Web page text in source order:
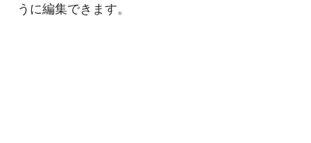
うに編集できます。